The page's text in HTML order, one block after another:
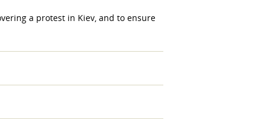
a protest in Kiev, and to ensure